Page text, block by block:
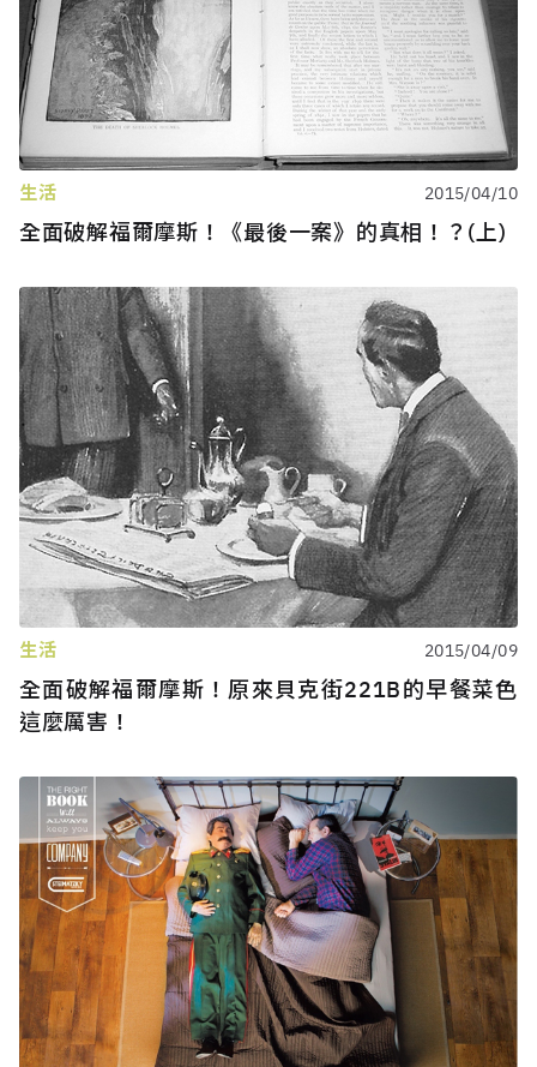
生活 2015/04/10
全面破解福爾摩斯！《最後一案》的真相！？(上)
生活 2015/04/09
全面破解福爾摩斯！原來貝克街221B的早餐菜色
這麼厲害！